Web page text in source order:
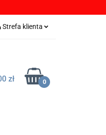
Strefa klienta
Zarejestruj się
zgłoszenie
zł 0